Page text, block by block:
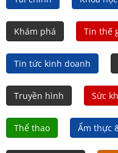
Khám phá Tin thế
Tin tức kinh doanh
Truyền hình Sức
Thể thao Ẩm thực